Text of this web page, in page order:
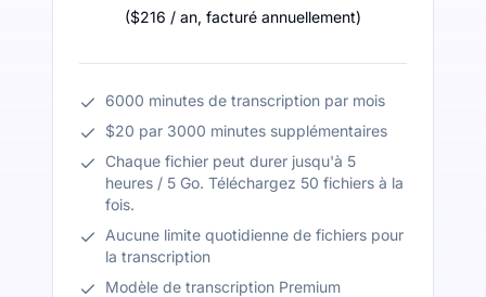
($216 / an, facturé annuellement)
6000 minutes de transcription par mois
$20 par 3000 minutes supplémentaires
Chaque fichier peut durer jusqu'à 5
heures / 5 Go. Téléchargez 50 fichiers à la
fois.
Aucune limite quotidienne de fichiers pour
la transcription
Modèle de transcription Premium